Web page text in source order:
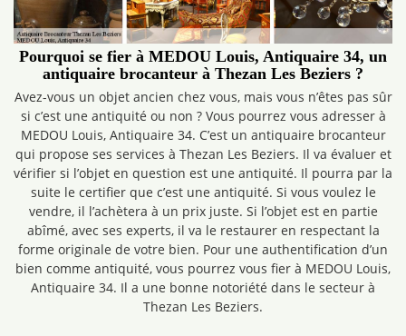
Pourquoi se fier à MEDOU Louis, Antiquaire 34, un
antiquaire brocanteur à Thezan Les Beziers ?
Avez-vous un objet ancien chez vous, mais vous n’êtes pas sûr
si c’est une antiquité ou non ? Vous pourrez vous adresser à
MEDOU Louis, Antiquaire 34. C’est un antiquaire brocanteur
qui propose ses services à Thezan Les Beziers. Il va évaluer et
vérifier si l’objet en question est une antiquité. Il pourra par la
suite le certifier que c’est une antiquité. Si vous voulez le
vendre, il l’achètera à un prix juste. Si l’objet est en partie
abîmé, avec ses experts, il va le restaurer en respectant la
forme originale de votre bien. Pour une authentification d’un
bien comme antiquité, vous pourrez vous fier à MEDOU Louis,
Antiquaire 34. Il a une bonne notoriété dans le secteur à
Thezan Les Beziers.